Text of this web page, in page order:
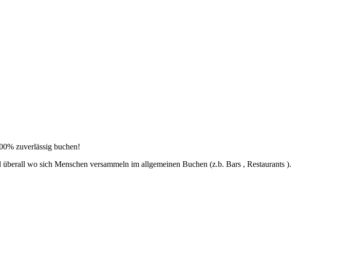
zuverlässig buchen!
wo sich Menschen versammeln im allgemeinen Buchen (z.b. Bars , Restaurants ).